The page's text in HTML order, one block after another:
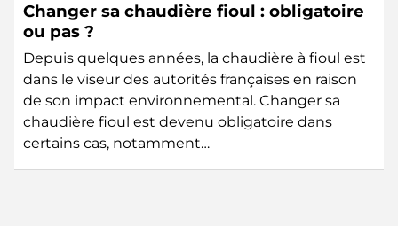
Changer sa chaudière fioul : obligatoire
ou pas ?
Depuis quelques années, la chaudière à fioul est
dans le viseur des autorités françaises en raison
de son impact environnemental. Changer sa
chaudière fioul est devenu obligatoire dans
certains cas, notamment…